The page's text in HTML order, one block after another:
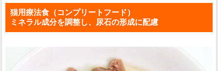
猫用療法食（コンプリートフード）
ミネラル成分を調整し、尿石の形成に配慮